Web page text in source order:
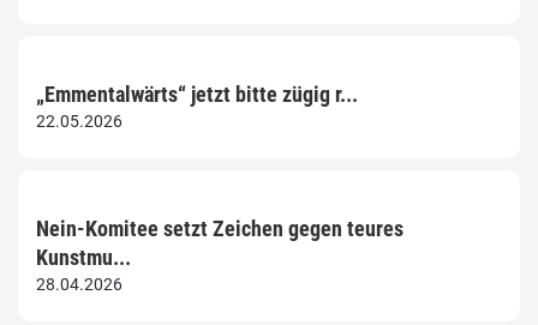
„Emmentalwärts“ jetzt bitte zügig r...
22.05.2026
Nein-Komitee setzt Zeichen gegen teures
Kunstmu...
28.04.2026